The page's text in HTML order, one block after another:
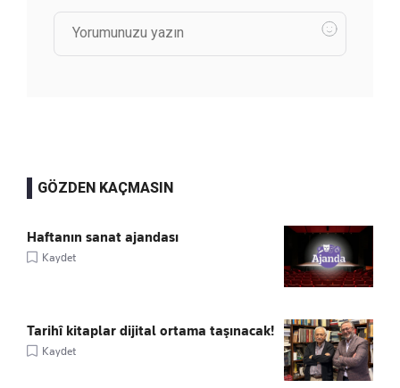
GÖZDEN KAÇMASIN
Haftanın sanat ajandası
Kaydet
Tarihî kitaplar dijital ortama taşınacak!
Kaydet